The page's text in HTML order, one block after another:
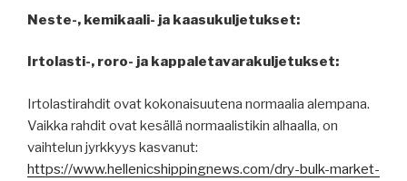
Neste-, kemikaali- ja kaasukuljetukset:
Irtolasti-, roro- ja kappaletavarakuljetukset:
Irtolastirahdit ovat kokonaisuutena normaalia alempana.
Vaikka rahdit ovat kesällä normaalistikin alhaalla, on
vaihtelun jyrkkyys kasvanut:
https://www.hellenicshippingnews.com/dry-bulk-market-